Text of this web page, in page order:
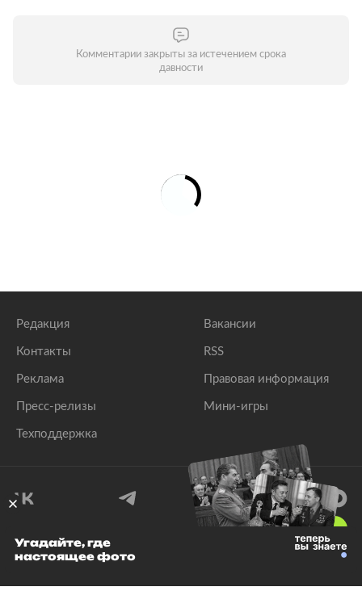
Комментарии закрыты за истечением срока
давности
Редакция
Контакты
Реклама
Пресс-релизы
Техподдержка
Вакансии
RSS
Правовая информация
Мини-игры
© 1999–2026 Все права защищены.
Угадайте, где
настоящее фото